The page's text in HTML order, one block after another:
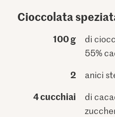
Cioccolata
100 g
di
55%
2 anici
4 cucchiai
di